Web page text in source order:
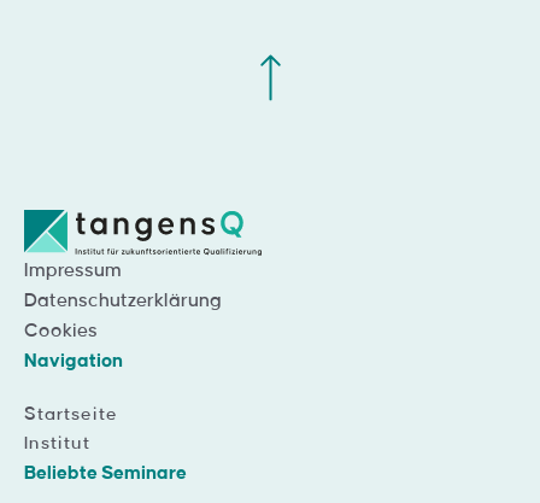
Impressum
Datenschutzerklärung
Cookies
Navigation
Startseite
Institut
Beliebte Seminare